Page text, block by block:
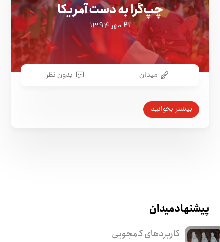
چپ‌گرا به دست آمریکا
۲۱ مهر ۱۳۹۴
میدان بدون نظر
بیشتر بخوانید
پیشنهاد میدان
کاربرد‌های کامجویی